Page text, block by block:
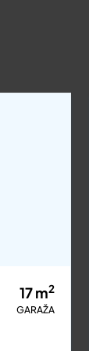
17m2
GARAŽA